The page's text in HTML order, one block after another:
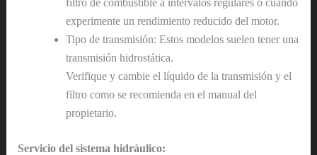
experimente un rendimiento reducido del motor.
Tipo de transmisión: Estos modelos suelen tener una
transmisión hidrostática.
Verifique y cambie el líquido de la transmisión y el
filtro como se recomienda en el manual del
propietario.
Servicio del sistema hidráulico: